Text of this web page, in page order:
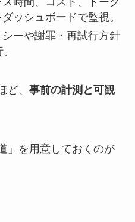
ッシュボードで監視。
ーや謝罪・再試行方針
ど、 事前の計測と可観
」を用意しておくのが